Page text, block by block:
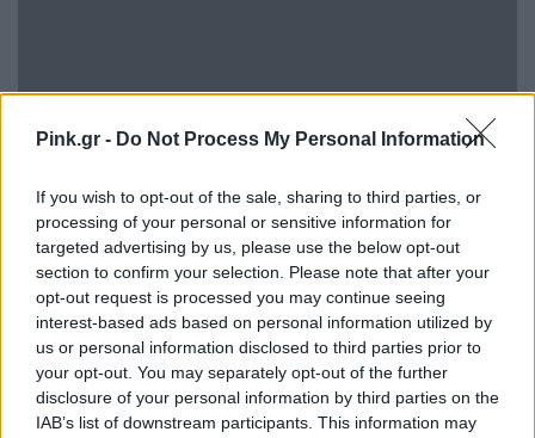
Pink.gr - Do Not Process My Personal Information
If you wish to opt-out of the sale, sharing to third parties, or
processing of your personal or sensitive information for
targeted advertising by us, please use the below opt-out
section to confirm your selection. Please note that after your
opt-out request is processed you may continue seeing
interest-based ads based on personal information utilized by
us or personal information disclosed to third parties prior to
your opt-out. You may separately opt-out of the further
disclosure of your personal information by third parties on the
IAB’s list of downstream participants. This information may